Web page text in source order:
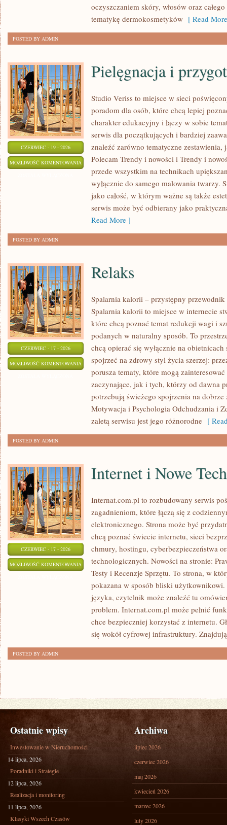
oczyszczaniem skóry, włosów oraz
tematykę dermokosmetyków [ Read
POSTED BY ADMIN
CZERWIEC - 19 - 2026
MOŻLIWOŚĆ KOMENTOWANIA PIELĘGNACJA
PRZYGOTOWANIE
SKÓRY
Pielęgnacja i
Studio Veriss to miejsce w sieci
poradom dla osób, które chcą lepiej
charakter edukacyjny i łączy w sobie
serwis dla początkujących i bardziej
znaleźć zarówno tematyczne zestawienia,
Polecam Trendy i nowości i Trendy i
przede wszystkim na technikach
wyłącznie do samego malowania twarzy.
jako całość, w którym ważne są także
serwis może być odbierany jako
Read More ]
POSTED BY ADMIN
CZERWIEC - 17 - 2026
MOŻLIWOŚĆ KOMENTOWANIA RELAKS
Relaks
Spalarnia kalorii – przystępny przewodnik
Spalarnia kalorii to miejsce w internecie
które chcą poznać temat redukcji wagi i
podanych w naturalny sposób. To
chcą opierać się wyłącznie na
spojrzeć na zdrowy styl życia szerzej:
porusza tematy, które mogą
zaczynające, jak i tych, którzy od dawna
potrzebują świeżego spojrzenia na dobrze
Motywacja i Psychologia Odchudzania i
zaletą serwisu jest jego różnorodne [
POSTED BY ADMIN
CZERWIEC - 17 - 2026
MOŻLIWOŚĆ KOMENTOWANIA INTERNET
NOWE
TECHNOLOGIE
Internet i Nowe
Internat.com.pl to rozbudowany serwis
zagadnieniom, które łączą się z
elektronicznego. Strona może być
chcą poznać świecie internetu, sieci
chmury, hostingu, cyberbezpieczeństwa
technologicznych. Nowości na stronie:
Testy i Recenzje Sprzętu. To strona, w
pokazana w sposób bliski
języka, czytelnik może znaleźć tu
problem. Internat.com.pl może pełnić
chce bezpieczniej korzystać z internetu.
się wokół cyfrowej infrastruktury.
POSTED BY ADMIN
Ostatnie wpisy
Inwestowanie w Nieruchomości
14 lipca, 2026
Poradniki i Strategie
12 lipca, 2026
Realizacja i monitoring
11 lipca, 2026
Klasyki Wszech Czasów
Archiwa
lipiec 2026
czerwiec 2026
maj 2026
kwiecień 2026
marzec 2026
luty 2026